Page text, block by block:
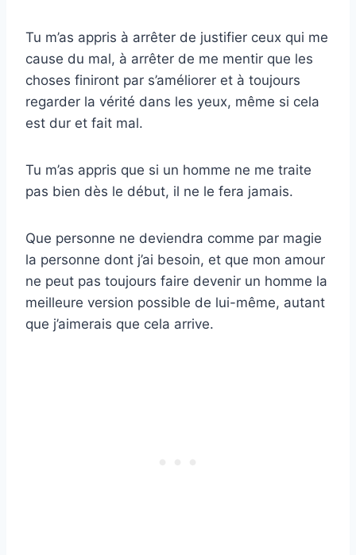
Tu m’as appris à arrêter de justifier ceux qui me
cause du mal, à arrêter de me mentir que les
choses finiront par s’améliorer et à toujours
regarder la vérité dans les yeux, même si cela
est dur et fait mal.
Tu m’as appris que si un homme ne me traite
pas bien dès le début, il ne le fera jamais.
Que personne ne deviendra comme par magie
la personne dont j’ai besoin, et que mon amour
ne peut pas toujours faire devenir un homme la
meilleure version possible de lui-même, autant
que j’aimerais que cela arrive.